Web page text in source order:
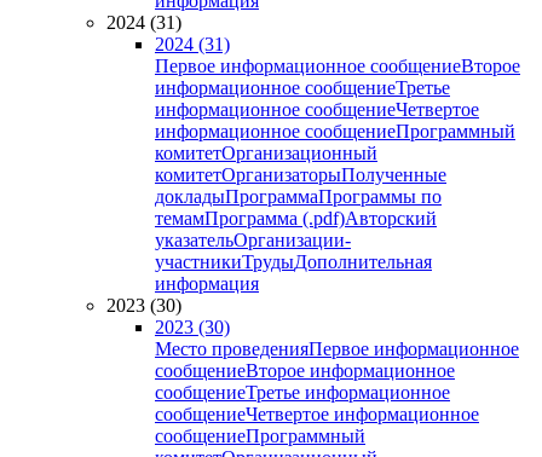
2024 (31)
2024 (31)
Первое информационное сообщениеВторое
информационное сообщениеТретье
информационное сообщениеЧетвертое
информационное сообщениеПрограммный
комитетОрганизационный
комитетОрганизаторыПолученные
докладыПрограммаПрограммы по
темамПрограмма (.pdf)Авторский
указательОрганизации-
участникиТрудыДополнительная
информация
2023 (30)
2023 (30)
Место проведенияПервое информационное
сообщениеВторое информационное
сообщениеТретье информационное
сообщениеЧетвертое информационное
сообщениеПрограммный